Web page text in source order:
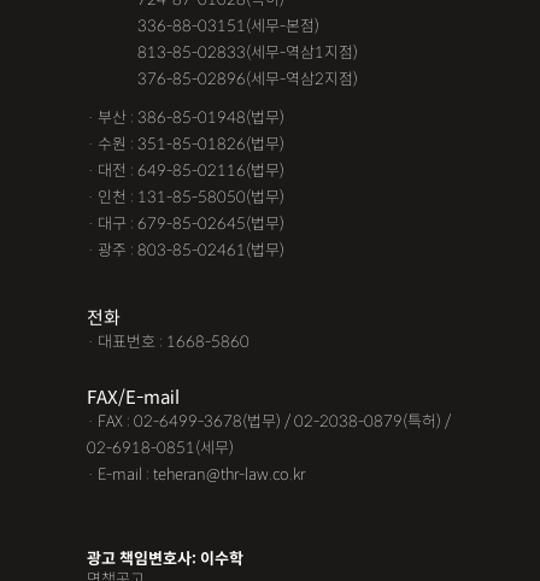
336-88-03151(세무-본점)
813-85-02833(세무-역삼1지점)
376-85-02896(세무-역삼2지점)
· 부산 : 386-85-01948(법무)
· 수원 : 351-85-01826(법무)
· 대전 : 649-85-02116(법무)
· 인천 : 131-85-58050(법무)
· 대구 : 679-85-02645(법무)
· 광주 : 803-85-02461(법무)
전화
· 대표번호 : 1668-5860
FAX/E-mail
· FAX : 02-6499-3678(법무) / 02-2038-0879(특허) /
02-6918-0851(세무)
· E-mail : teheran@thr-law.co.kr
광고 책임변호사: 이수학